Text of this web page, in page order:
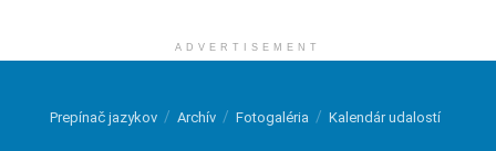
ADVERTISEMENT
Prepínač jazykov Archív Fotogaléria Kalendár udalostí